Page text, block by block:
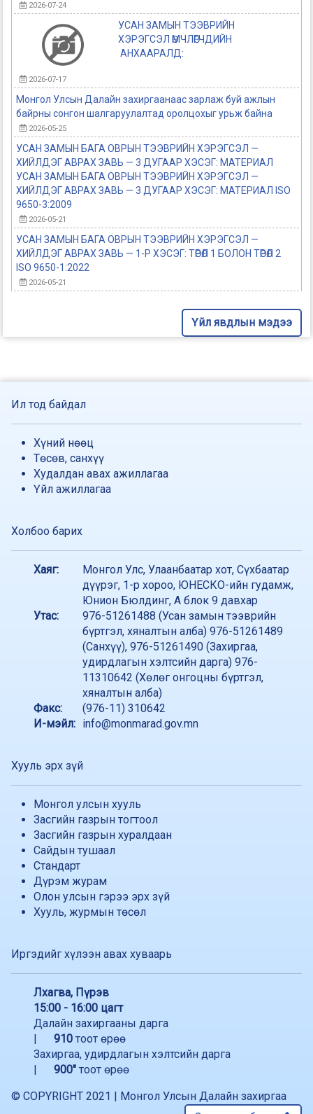
2026-07-24
2026-07-17
УСАН ЗАМЫН ТЭЭВРИЙН
ХЭРЭГСЭЛ ӨМЧЛӨГЧДИЙН
АНХААРАЛД:
Монгол Улсын Далайн захиргаанаас зарлаж буй ажлын
байрны сонгон шалгаруулалтад оролцохыг урьж байна
2026-05-25
УСАН ЗАМЫН БАГА ОВРЫН ТЭЭВРИЙН ХЭРЭГСЭЛ —
ХИЙЛДЭГ АВРАХ ЗАВЬ — 3 ДУГААР ХЭСЭГ: МАТЕРИАЛ
УСАН ЗАМЫН БАГА ОВРЫН ТЭЭВРИЙН ХЭРЭГСЭЛ —
ХИЙЛДЭГ АВРАХ ЗАВЬ — 3 ДУГААР ХЭСЭГ: МАТЕРИАЛ ISO
9650-3:2009
2026-05-21
УСАН ЗАМЫН БАГА ОВРЫН ТЭЭВРИЙН ХЭРЭГСЭЛ —
ХИЙЛДЭГ АВРАХ ЗАВЬ — 1-Р ХЭСЭГ: ТӨРӨЛ 1 БОЛОН ТӨРӨЛ 2
ISO 9650-1:2022
2026-05-21
Үйл явдлын мэдээ
Ил тод байдал
Хүний нөөц
Төсөв, санхүү
Худалдан авах ажиллагаа
Үйл ажиллагаа
Холбоо барих
Хаяг:
Монгол Улс, Улаанбаатар хот, Сүхбаатар
дүүрэг, 1-р хороо, ЮНЕСКО-ийн гудамж,
Юнион Бюлдинг, А блок 9 давхар
Утас:
976-51261488 (Усан замын тээврийн
бүртгэл, хяналтын алба) 976-51261489
(Санхүү), 976-51261490 (Захиргаа,
удирдлагын хэлтсийн дарга) 976-
11310642 (Хөлөг онгоцны бүртгэл,
хяналтын алба)
Факс:
(976-11) 310642
И-мэйл: info@monmarad.gov.mn
Хууль эрх зүй
Монгол улсын хууль
Засгийн газрын тогтоол
Засгийн газрын хуралдаан
Сайдын тушаал
Стандарт
Дүрэм журам
Олон улсын гэрээ эрх зүй
Хууль, журмын төсөл
Иргэдийг хүлээн авах хуваарь
Лхагва, Пүрэв
15:00 - 16:00 цагт
Далайн захиргааны дарга
|
910 тоот өрөө
Захиргаа, удирдлагын хэлтсийн дарга
|
900" тоот өрөө
© COPYRIGHT 2021 | Монгол Улсын Далайн захиргаа